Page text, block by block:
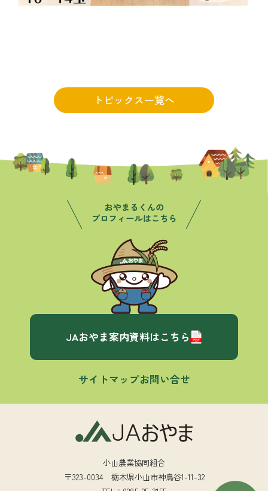
トピックス一覧へ
JAおやま案内資料はこちら
サイトマップお問い合せ
小山農業協同組合
〒323-0034 栃木県小山市神鳥谷1-11-32